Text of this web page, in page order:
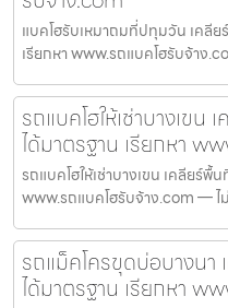
แบคโฮรับเหมาถมที่ปทุมวัน เคลี
เรียกหา www.รถแบคโฮรับจ้าง
รถแบคโฮให้เช่าบางเข
ได้มาตรฐาน เรียกหา
รถแบคโฮให้เช่าบางเขน เคลียร์พื้
www.รถแบคโฮรับจ้าง.com — ไ
รถแม็คโครขุดบ่อบางนา
ได้มาตรฐาน เรียกหา